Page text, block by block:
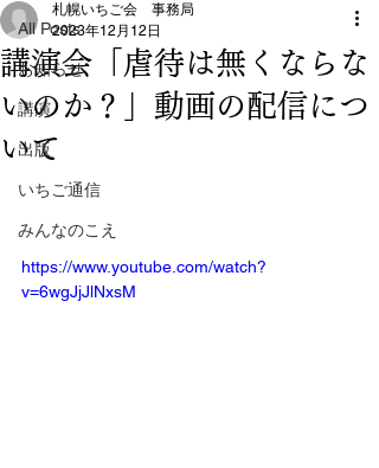
All Posts
お知らせ
講演
出版
いちご通信
みんなのこえ
講演会「虐待は無くならな
いのか？」動画の配信につ
いて
札幌いちご会 事務局
2023年12月12日
https://www.youtube.com/watch?
v=6wgJjJlNxsM